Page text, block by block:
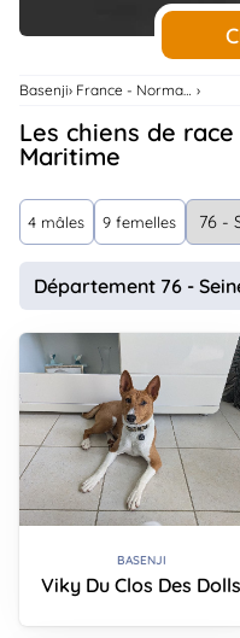
Services
..
Connexion
Basenji France - Normandie
Les chiens de race Basenji dans la Seine
Maritime
4 mâles 9 femelles
Département 76 -
BASENJI
Viky Du Clos Des Dolls